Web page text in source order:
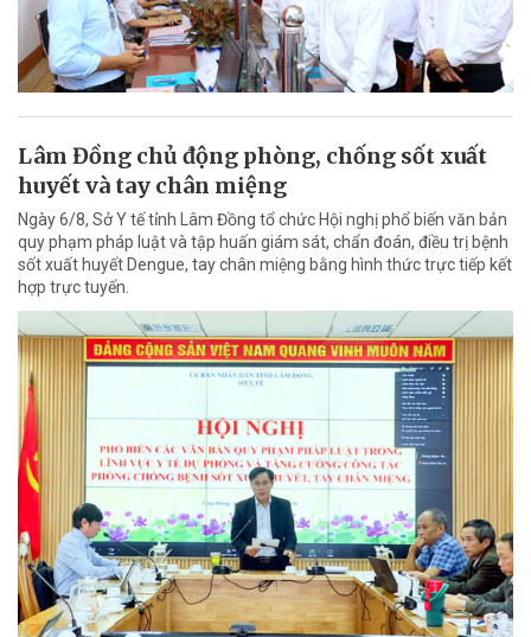
Lâm Đồng chủ động phòng, chống sốt xuất
huyết và tay chân miệng
Ngày 6/8, Sở Y tế tỉnh Lâm Đồng tổ chức Hội nghị phổ biến văn bản
quy phạm pháp luật và tập huấn giám sát, chẩn đoán, điều trị bệnh
sốt xuất huyết Dengue, tay chân miệng bằng hình thức trực tiếp kết
hợp trực tuyến.